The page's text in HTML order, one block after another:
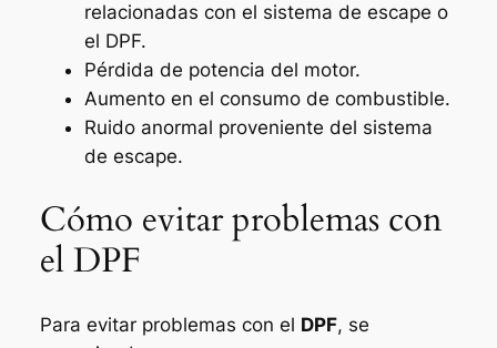
relacionadas con el sistema de escape o
el DPF.
Pérdida de potencia del motor.
Aumento en el consumo de combustible.
Ruido anormal proveniente del sistema
de escape.
Cómo evitar problemas con
el DPF
Para evitar problemas con el DPF, se